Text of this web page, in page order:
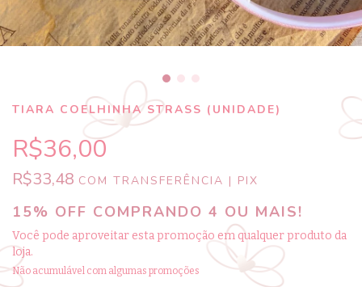
TIARA COELHINHA STRASS (UNIDADE)
R$36,00
R$33,48 COM TRANSFERÊNCIA | PIX
15% OFF COMPRANDO 4 OU MAIS!
Você pode aproveitar esta promoção em qualquer produto da
loja.
Não acumulável com algumas promoções